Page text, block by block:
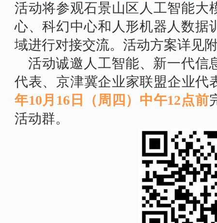
活动将参观石景山区人工智能大
心、科幻中心和人形机器人数据
域进行对接交流。活动方案详见
活动诚邀人工智能、新一代信
代表、京津冀企业家联盟企业代
年10月16日（周四）中午12点前
活动群。